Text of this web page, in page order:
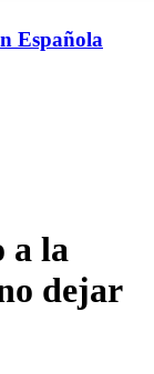
Española
a la
dejar